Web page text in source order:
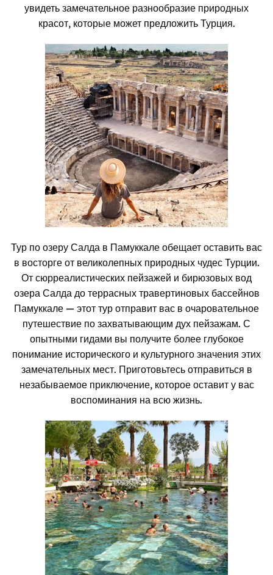
увидеть замечательное разнообразие природных
красот, которые может предложить Турция.
Тур по озеру Салда в Памуккале обещает оставить вас
в восторге от великолепных природных чудес Турции.
От сюрреалистических пейзажей и бирюзовых вод
озера Салда до террасных травертиновых бассейнов
Памуккале — этот тур отправит вас в очаровательное
путешествие по захватывающим дух пейзажам. С
опытными гидами вы получите более глубокое
понимание исторического и культурного значения этих
замечательных мест. Приготовьтесь отправиться в
незабываемое приключение, которое оставит у вас
воспоминания на всю жизнь.